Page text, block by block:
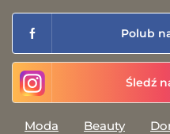
Polub
Śledź
Moda Beauty